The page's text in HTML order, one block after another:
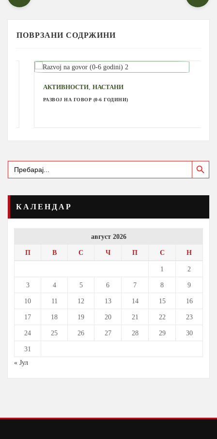
ПОВРЗАНИ СОДРЖИНИ
АКТИВНОСТИ,НАСТАНИ
РАЗВОЈ НА ГОВОР (0-6 ГОДИНИ)
Search
for:
Search Button
КАЛЕНДАР
август 2026
П В С Ч П С Н
1 2
3 4 5 6 7 8 9
10 11 12 13 14 15 16
17 18 19 20 21 22 23
24 25 26 27 28 29 30
31
« Јул